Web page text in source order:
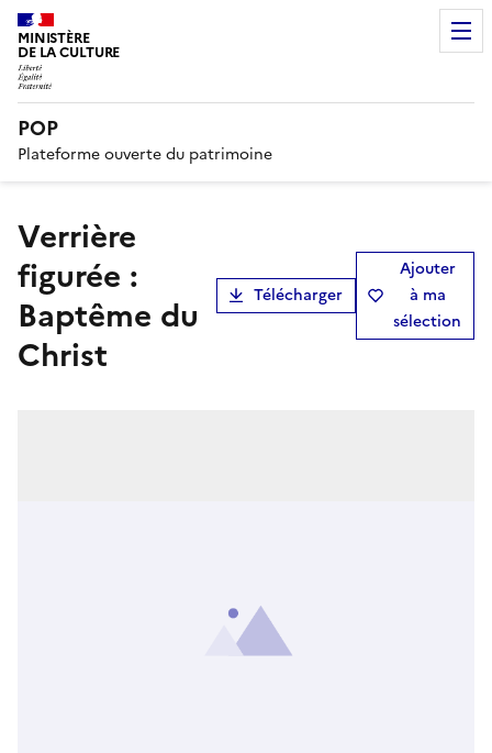
MINISTÈRE
DE LA CULTURE
POP
Plateforme ouverte du patrimoine
verrière
figurée :
Baptême du
Christ
Télécharger
Ajouter
à ma
sélection